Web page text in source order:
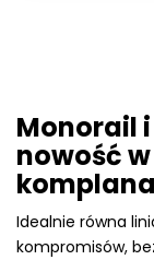
Monorail
nowość
Idealnie równa
kompromisów,